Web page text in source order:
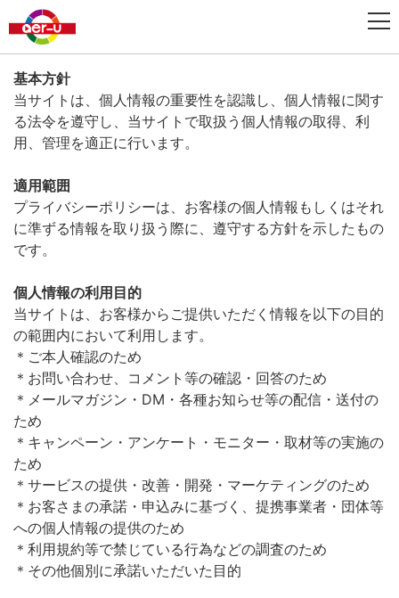
基本方針
当サイトは、個人情報の重要性を認識し、個人情報に関す
る法令を遵守し、当サイトで取扱う個人情報の取得、利
用、管理を適正に行います。
適用範囲
プライバシーポリシーは、お客様の個人情報もしくはそれ
に準ずる情報を取り扱う際に、遵守する方針を示したもの
です。
個人情報の利用目的
当サイトは、お客様からご提供いただく情報を以下の目的
の範囲内において利用します。
＊ご本人確認のため
＊お問い合わせ、コメント等の確認・回答のため
＊メールマガジン・DM・各種お知らせ等の配信・送付の
ため
＊キャンペーン・アンケート・モニター・取材等の実施の
ため
＊サービスの提供・改善・開発・マーケティングのため
＊お客さまの承諾・申込みに基づく、提携事業者・団体等
への個人情報の提供のため
＊利用規約等で禁じている行為などの調査のため
＊その他個別に承諾いただいた目的